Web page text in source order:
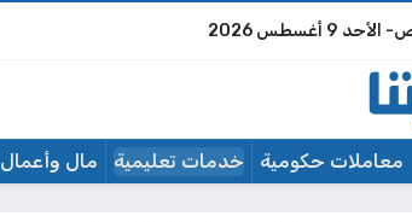
الأحد 9 أغسطس 2026
معاملات حكومية خدمات تعليمية مال وأعمال